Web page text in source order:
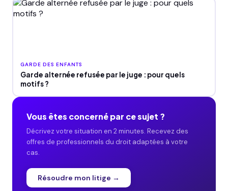
GARDE DES ENFANTS
Garde alternée refusée par le juge : pour quels
motifs ?
Vous êtes concerné par ce sujet ?
Décrivez votre situation en 2 minutes. Recevez des
offres de professionnels du droit adaptées à votre
cas.
Résoudre mon litige →